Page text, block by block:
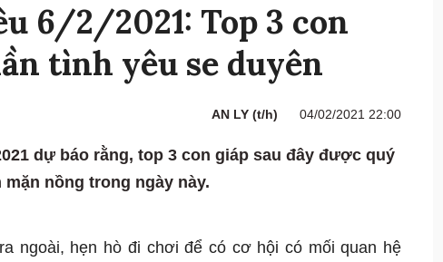
6/2/2021: Top 3 con
tình yêu se duyên
AN LY (t/h) 04/02/2021 22:00
dự báo rằng, top 3 con giáp sau đây được quý
nồng trong ngày này.
ngoài, hẹn hò đi chơi để có cơ hội có mối quan hệ